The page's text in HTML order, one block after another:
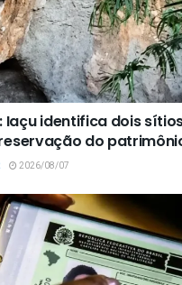
identifica dois
do
2026/08/07